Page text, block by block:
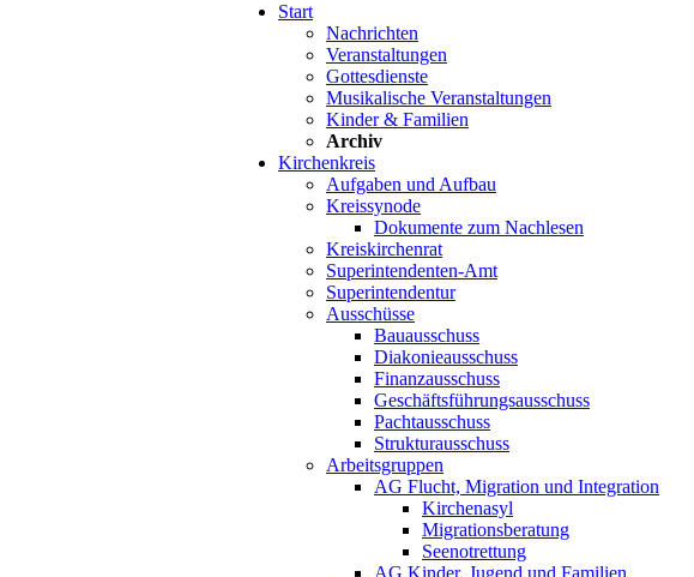
Start
Nachrichten
Veranstaltungen
Gottesdienste
Musikalische Veranstaltungen
Kinder & Familien
Archiv
Kirchenkreis
Aufgaben und Aufbau
Kreissynode
Dokumente zum Nachlesen
Kreiskirchenrat
Superintendenten-Amt
Superintendentur
Ausschüsse
Bauausschuss
Diakonieausschuss
Finanzausschuss
Geschäftsführungsausschuss
Pachtausschuss
Strukturausschuss
Arbeitsgruppen
AG Flucht, Migration und Integration
Kirchenasyl
Migrationsberatung
Seenotrettung
AG Kinder, Jugend und Familien